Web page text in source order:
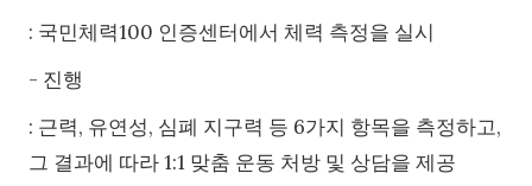
: 국민체력100 인증센터에서 체력 측정을 실시
- 진행
: 근력, 유연성, 심폐 지구력 등 6가지 항목을 측정하고,
그 결과에 따라 1:1 맞춤 운동 처방 및 상담을 제공